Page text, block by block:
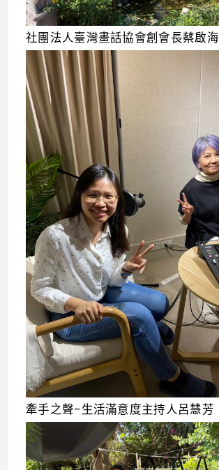
社團法人臺灣畫話協會創會長蔡啟海
牽手之聲-生活滿意度主持人呂慧芳